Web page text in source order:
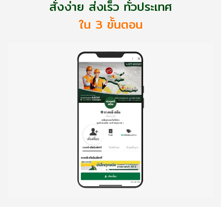
สั่งง่าย ส่งเร็ว ทั่วประเทศ
ใน 3 ขั้นตอน